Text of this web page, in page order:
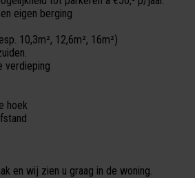
eigen berging
10,3m², 12,6m², 16m²)
verdieping
hoek
en wij zien u graag in de woning.